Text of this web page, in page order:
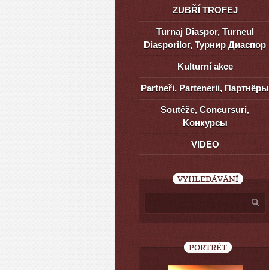
ZUBŘÍ TROFEJ
Turnaj Diaspor, Turneul
Diasporilor, Турнир Диаспор
Kulturní akce
Partneři, Partenerii, Партнёры
Soutěže, Concursuri,
Kонкурсы
VIDEO
VYHLEDÁVÁNÍ
PORTRÉT